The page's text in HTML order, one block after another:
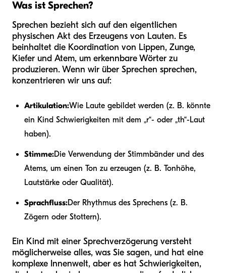
Was ist Sprechen?
Sprechen bezieht sich auf den eigentlichen
physischen Akt des Erzeugens von Lauten. Es
beinhaltet die Koordination von Lippen, Zunge,
Kiefer und Atem, um erkennbare Wörter zu
produzieren. Wenn wir über Sprechen sprechen,
konzentrieren wir uns auf:
Artikulation:Wie Laute gebildet werden (z. B. könnte
ein Kind Schwierigkeiten mit dem „r“- oder „th“-Laut
haben).
Stimme:Die Verwendung der Stimmbänder und des
Atems, um einen Ton zu erzeugen (z. B. Tonhöhe,
Lautstärke oder Qualität).
Sprachfluss:Der Rhythmus des Sprechens (z. B.
Zögern oder Stottern).
Ein Kind mit einer Sprechverzögerung versteht
möglicherweise alles, was Sie sagen, und hat eine
komplexe Innenwelt, aber es hat Schwierigkeiten,